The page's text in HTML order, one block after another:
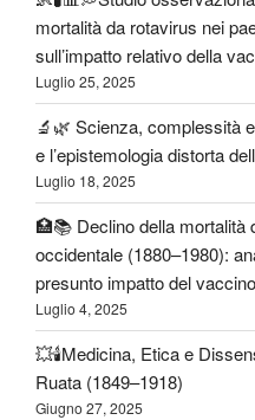
mortalità da rotavirus nei
sull’impatto relativo della
Luglio 25, 2025
🔬🌿 Scienza, complessità
e l’epistemologia distorta
Luglio 18, 2025
🏥📚 Declino della mortalità
occidentale (1880–1980):
presunto impatto del
Luglio 4, 2025
💥🕯️Medicina, Etica e
Ruata (1849–1918)
Giugno 27, 2025